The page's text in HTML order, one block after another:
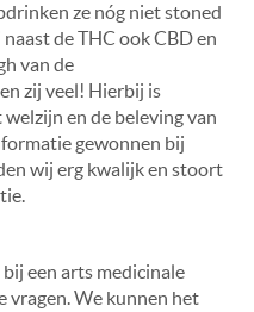
ze nóg niet stoned
de THC ook CBD en
van de
zij veel! Hierbij is
en de beleving van
gewonnen bij
wij erg kwalijk en stoort
een arts medicinale
vragen. We kunnen het